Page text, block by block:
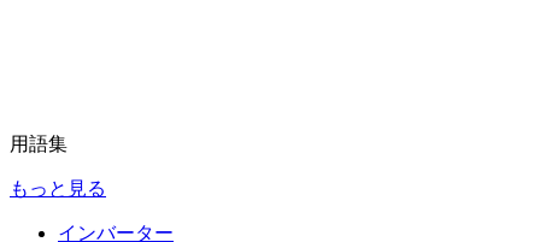
用語集
もっと見る
インバーター